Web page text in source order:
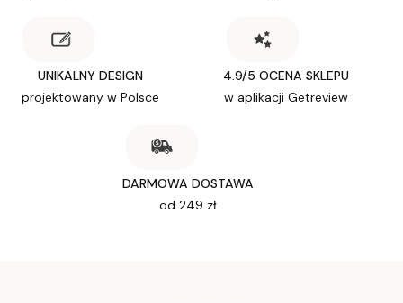
UNIKALNY DESIGN
projektowany w Polsce
4.9/5 OCENA SKLEPU
w aplikacji Getreview
DARMOWA DOSTAWA
od 249 zł